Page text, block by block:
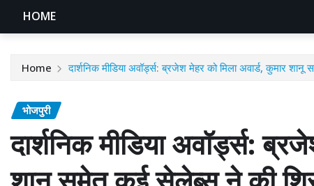
HOME
Home दार्शनिक मीडिया अवॉर्ड्स: ब्रजेश मेहर को मिला अवार्ड, कुमार
भोजपुरी
दार्शनिक मीडिया अवॉर्ड्स: